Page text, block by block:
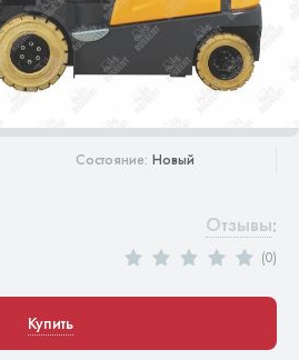
Состояние: Новый
Отзывы:
(0)
Купить